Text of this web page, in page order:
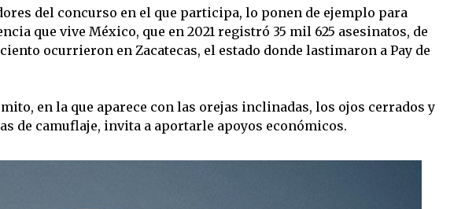
del concurso en el que participa, lo ponen de ejemplo para
que vive México, que en 2021 registró 35 mil 625 asesinatos, de
ocurrieron en Zacatecas, el estado donde lastimaron a Pay de
en la que aparece con las orejas inclinadas, los ojos cerrados y
de camuflaje, invita a aportarle apoyos económicos.